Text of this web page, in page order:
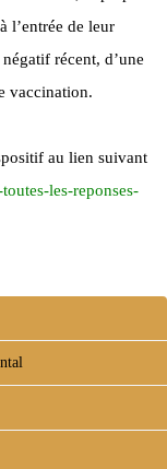
l’entrée de leur
récent, d’une
vaccination.
au lien suivant
les-reponses-